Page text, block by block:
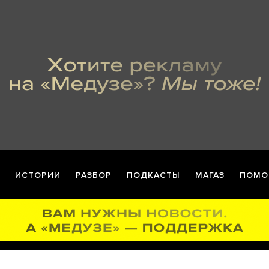
ИСТОРИИ РАЗБОР ПОДКАСТЫ МАГАЗ